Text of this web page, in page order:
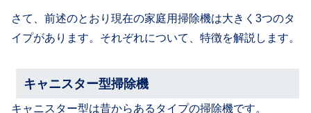
さて、前述のとおり現在の家庭用掃除機は大きく3つのタ
イプがあります。それぞれについて、特徴を解説します。
キャニスター型掃除機
キャニスター型は昔からあるタイプの掃除機です。